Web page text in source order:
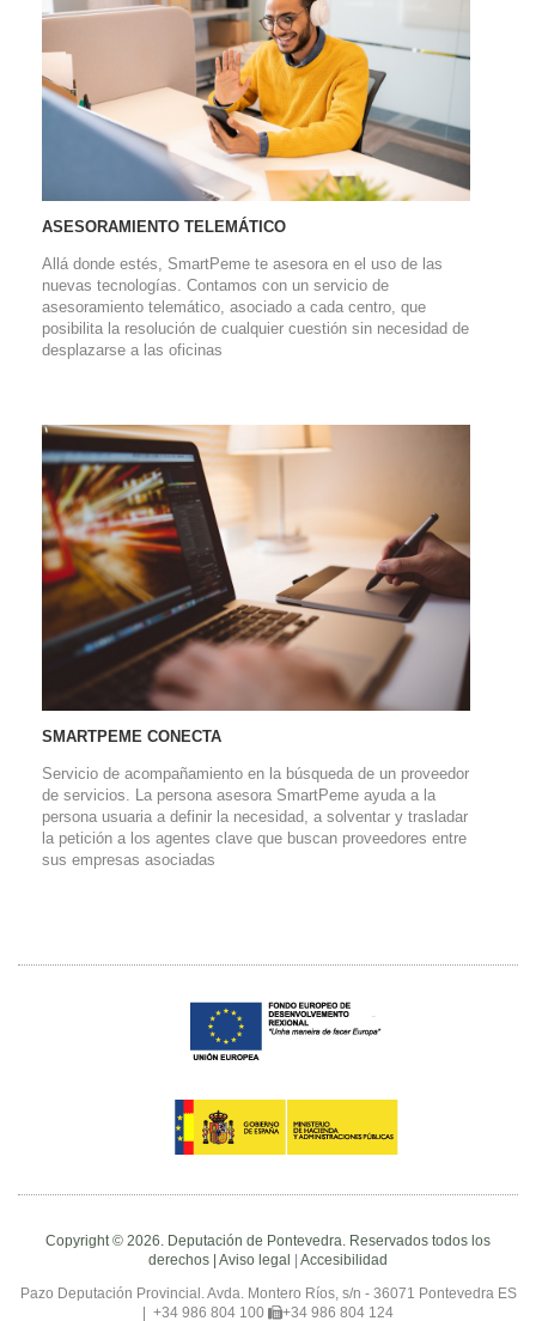
ASESORAMIENTO TELEMÁTICO
Allá donde estés, SmartPeme te asesora en el uso de las
nuevas tecnologías. Contamos con un servicio de
asesoramiento telemático, asociado a cada centro, que
posibilita la resolución de cualquier cuestión sin necesidad de
desplazarse a las oficinas
SMARTPEME CONECTA
Servicio de acompañamiento en la búsqueda de un proveedor
de servicios. La persona asesora SmartPeme ayuda a la
persona usuaria a definir la necesidad, a solventar y trasladar
la petición a los agentes clave que buscan proveedores entre
sus empresas asociadas
Copyright © 2026. Deputación de Pontevedra. Reservados todos los
derechos | Aviso legal Accesibilidad
Pazo Deputación Provincial. Avda. Montero Ríos, s/n - 36071 Pontevedra ES
+34 986 804 100 +34 986 804 124